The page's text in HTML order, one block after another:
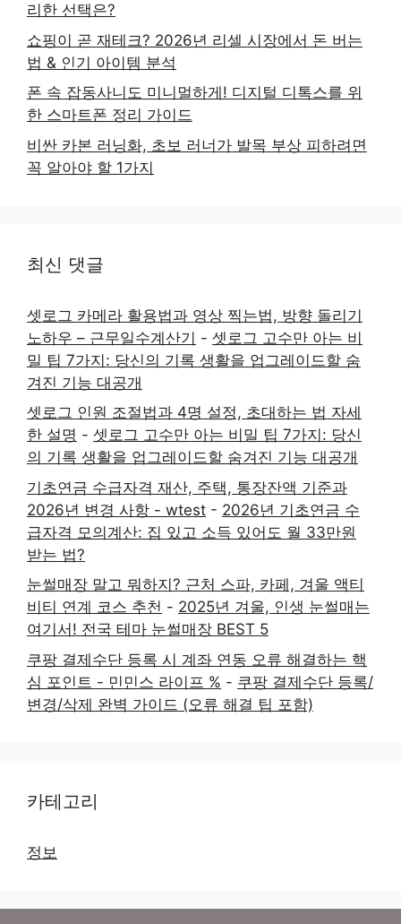
리한 선택은?
쇼핑이 곧 재테크? 2026년 리셀 시장에서 돈 버는
법 & 인기 아이템 분석
폰 속 잡동사니도 미니멀하게! 디지털 디톡스를 위
한 스마트폰 정리 가이드
비싼 카본 러닝화, 초보 러너가 발목 부상 피하려면
꼭 알아야 할 1가지
최신 댓글
셋로그 카메라 활용법과 영상 찍는법, 방향 돌리기
노하우 – 근무일수계산기 - 셋로그 고수만 아는 비
밀 팁 7가지: 당신의 기록 생활을 업그레이드할 숨
겨진 기능 대공개
셋로그 인원 조절법과 4명 설정, 초대하는 법 자세
한 설명 - 셋로그 고수만 아는 비밀 팁 7가지: 당신
의 기록 생활을 업그레이드할 숨겨진 기능 대공개
기초연금 수급자격 재산, 주택, 통장잔액 기준과
2026년 변경 사항 - wtest - 2026년 기초연금 수
급자격 모의계산: 집 있고 소득 있어도 월 33만원
받는 법?
눈썰매장 말고 뭐하지? 근처 스파, 카페, 겨울 액티
비티 연계 코스 추천 - 2025년 겨울, 인생 눈썰매는
여기서! 전국 테마 눈썰매장 BEST 5
쿠팡 결제수단 등록 시 계좌 연동 오류 해결하는 핵
심 포인트 - 민민스 라이프 % - 쿠팡 결제수단 등록/
변경/삭제 완벽 가이드 (오류 해결 팁 포함)
카테고리
정보